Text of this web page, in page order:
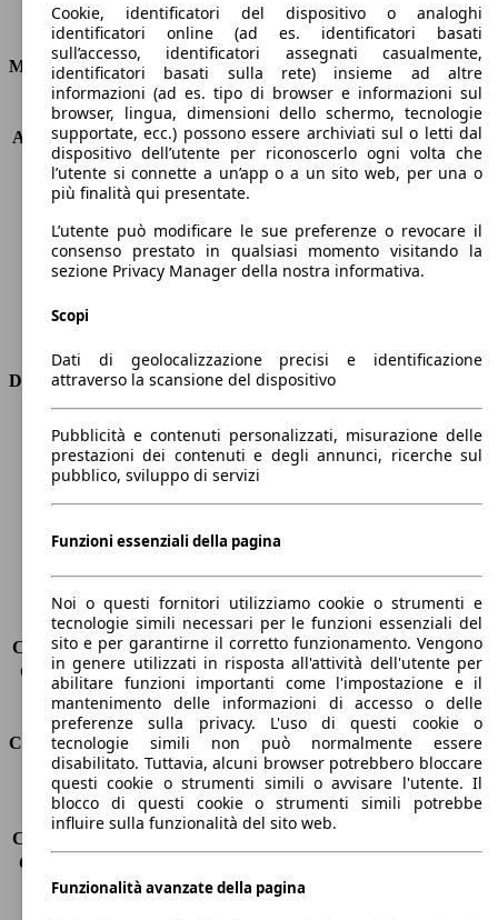
Consumi
Motore e Prestazioni
KW (PS)
132 kW (180 PS)
Accelerazione (0-100 km/h) 7.1s
Velocità massima (km/h)
230 km/h
Numero di marce
8
Cilindrata
2143 ccm
Carburante
Diesel
Trasmissione
Dimensioni
Lunghezza
4640 mm
Altezza
1440 mm
Larghezza
2020 mm
Passo
2820 mm
Carico massimo
480 kg
Porte
4
Sedili
5
Carico sul tetto
-
Capacità di traino (senza freni) -
Capacità di traino (con freni)
1600 kg
Volume del bagagliaio
480 l
Consumi
Emissioni di CO2*
109 g/km (komb.)
Consumo (urbano)
5.3 l/100km
Consumo (extra-urbano)
Consumo (combinato)*
Classe di emissione
Euro 6
Cookie, identificatori del dispositivo o analoghi
identificatori online (ad es. identificatori basati
sull’accesso, identificatori assegnati casualmente,
identificatori basati sulla rete) insieme ad altre
informazioni (ad es. tipo di browser e informazioni sul
browser, lingua, dimensioni dello schermo, tecnologie
supportate, ecc.) possono essere archiviati sul o letti dal
dispositivo dell’utente per riconoscerlo ogni volta che
l’utente si connette a un’app o a un sito web, per una o
più finalità qui presentate.
L’utente può modificare le sue preferenze o revocare il
consenso prestato in qualsiasi momento visitando la
sezione Privacy Manager della nostra informativa.
Scopi
Dati di geolocalizzazione precisi e identificazione
attraverso la scansione del dispositivo
Pubblicità e contenuti personalizzati, misurazione delle
prestazioni dei contenuti e degli annunci, ricerche sul
pubblico, sviluppo di servizi
Funzioni essenziali della pagina
Noi o questi fornitori utilizziamo cookie o strumenti e
tecnologie simili necessari per le funzioni essenziali del
sito e per garantirne il corretto funzionamento. Vengono
in genere utilizzati in risposta all'attività dell'utente per
abilitare funzioni importanti come l'impostazione e il
mantenimento delle informazioni di accesso o delle
preferenze sulla privacy. L'uso di questi cookie o
tecnologie simili non può normalmente essere
disabilitato. Tuttavia, alcuni browser potrebbero bloccare
questi cookie o strumenti simili o avvisare l'utente. Il
blocco di questi cookie o strumenti simili potrebbe
influire sulla funzionalità del sito web.
Funzionalità avanzate della pagina